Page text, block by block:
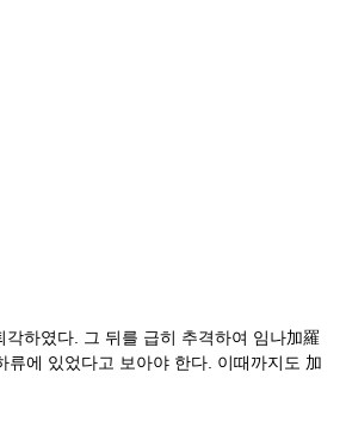
하였다. 그 뒤를 급히 추격하여 임나加羅
에 있었다고 보아야 한다. 이때까지도 加